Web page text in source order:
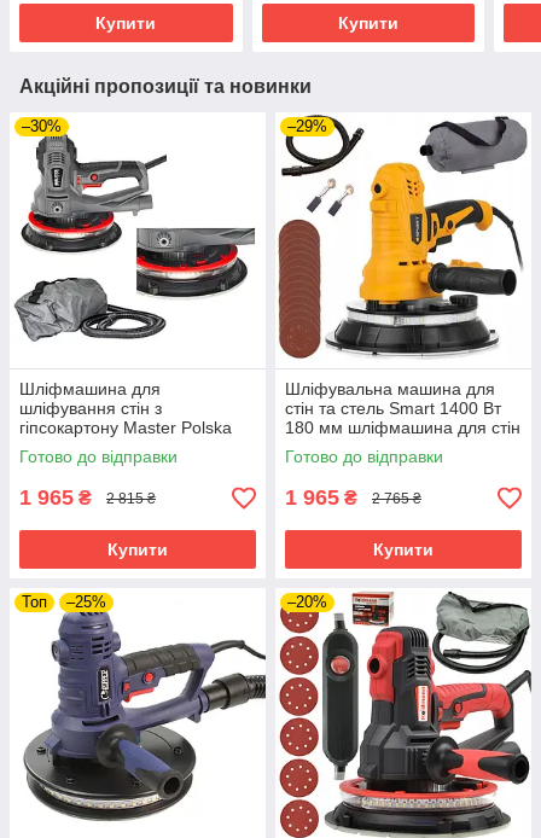
Купити Купити
Акційні пропозиції та новинки
–30%
Шліфмашина для
шліфування стін з
гіпсокартону Master Polska
1400 Вт 180 мм електрична
шліфувальна машина для
стелі
Готово до відправки
1 965 ₴ 2 815 ₴
Купити
–29%
Шліфувальна машина для
стін та стель Smart 1400 Вт
180 мм шліфмашина для стін
шліфмашина для шпаклівки
стін
Готово до відправки
1 965 ₴ 2 765 ₴
Купити
Топ –25% –20%